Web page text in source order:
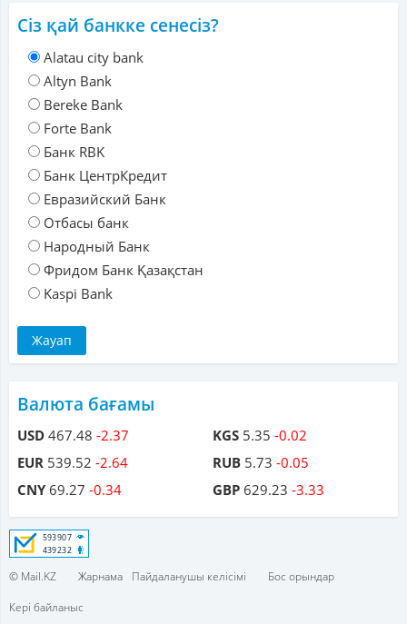
Сіз қай банкке сенесіз?
Alatau city bank
Altyn Bank
Bereke Bank
Forte Bank
Банк RBK
Банк ЦентрКредит
Евразийский Банк
Отбасы банк
Народный Банк
Фридом Банк Қазақстан
Kaspi Bank
Валюта бағамы
USD 467.48 -2.37
EUR 539.52 -2.64
CNY69.27 -0.34
KGS 5.35 -0.02
RUB 5.73 -0.05
GBP 629.23 -3.33
© Mail.KZ Жарнама Пайдаланушы келісімі
Бос орындар
Кері байланыс